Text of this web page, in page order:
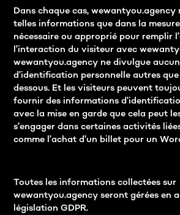
Dans chaque cas, wewantyou.agency
telles informations que dans la
nécessaire ou approprié pour remplir
l’interaction du visiteur avec
wewantyou.agency ne divulgue
d’identification personnelle autres
dessous. Et les visiteurs peuvent
fournir des informations
avec la mise en garde que cela peut
s’engager dans certaines activités
comme l’achat d’un billet pour un
Toutes les informations collectées sur
wewantyou.agency seront gérées en
législation GDPR.